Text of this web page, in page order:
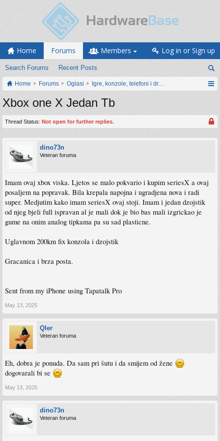
Home Forums
Search Forums Recent Posts
Members Log in or Sign up
Home Forums Oglasi Igre, konzole, telefoni i drugi gadgeti
Xbox one X Jedan Tb
Thread Status: Not open for further replies.
dino73n
Veteran foruma
Imam ovaj xbox viska. Ljetos se malo pokvario i kupim seriesX a ovaj
posaljem na popravak. Bila krepala napojna i ugradjena nova i radi
super. Medjutim kako imam seriesX ovaj stoji. Imam i jedan dzojstik
od njeg bjeli full ispravan al je mali dok je bio bas mali izgrickao je
gume na onim analog tipkama pa su sad plasticne.
Uglavnom 200km fix konzola i dzojstik
Gracanica i brza posta.
Sent from my iPhone using Tapatalk Pro
May 13, 2025
Qler
Veteran foruma
Eh, dobra je ponuda. Da sam pri šutu i da smijem od žene
dogovarali bi se
May 13, 2025
dino73n
Veteran foruma